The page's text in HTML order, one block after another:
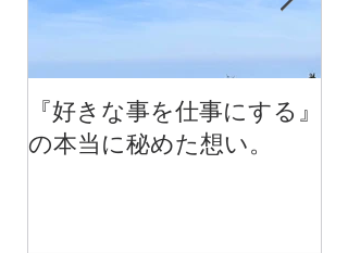
『好きな事を仕事にする』
の本当に秘めた想い。